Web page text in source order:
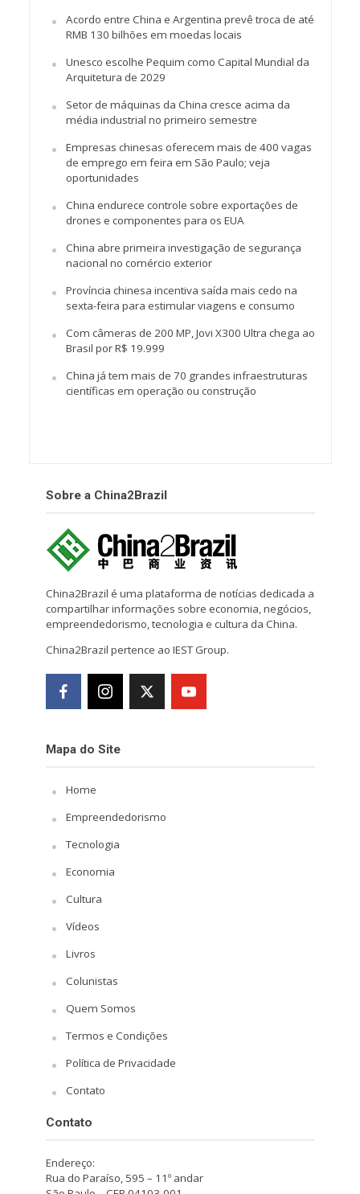
Acordo entre China e Argentina prevê troca de até
RMB 130 bilhões em moedas locais
Unesco escolhe Pequim como Capital Mundial da
Arquitetura de 2029
Setor de máquinas da China cresce acima da
média industrial no primeiro semestre
Empresas chinesas oferecem mais de 400 vagas
de emprego em feira em São Paulo; veja
oportunidades
China endurece controle sobre exportações de
drones e componentes para os EUA
China abre primeira investigação de segurança
nacional no comércio exterior
Província chinesa incentiva saída mais cedo na
sexta-feira para estimular viagens e consumo
Com câmeras de 200 MP, Jovi X300 Ultra chega ao
Brasil por R$ 19.999
China já tem mais de 70 grandes infraestruturas
científicas em operação ou construção
Sobre a China2Brazil
China2Brazil é uma plataforma de notícias dedicada a
compartilhar informações sobre economia, negócios,
empreendedorismo, tecnologia e cultura da China.
China2Brazil pertence ao IEST Group.
Mapa do Site
Home
Empreendedorismo
Tecnologia
Economia
Cultura
Vídeos
Livros
Colunistas
Quem Somos
Termos e Condições
Política de Privacidade
Contato
Contato
Endereço:
Rua do Paraíso, 595 – 11º andar